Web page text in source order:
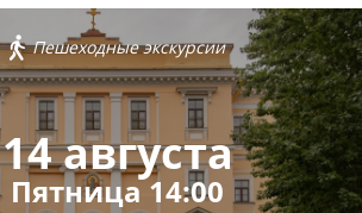
Пешеходные экскурсии
14 августа
Пятница 14:00